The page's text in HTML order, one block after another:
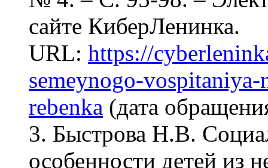
сайте КиберЛенинка.
URL: https://
semeynogo-
rebenka (дата
3. Быстрова Н.В.
особенности детей из